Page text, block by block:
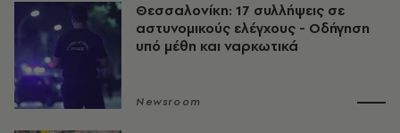
Θεσσαλονίκη: 17 συλλήψεις σε
αστυνομικούς ελέγχους - Οδήγηση
υπό μέθη και ναρκωτικά
Newsroom